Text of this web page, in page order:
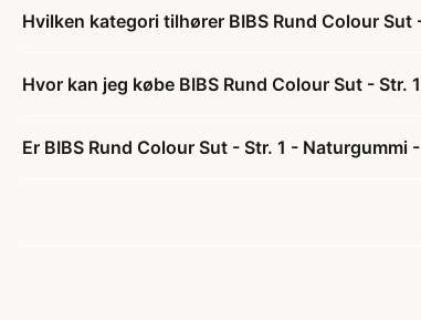
Hvilken kategori tilhører BIBS Rund Colour Sut
Hvor kan jeg købe BIBS Rund Colour Sut - Str.
Er BIBS Rund Colour Sut - Str. 1 - Naturgummi